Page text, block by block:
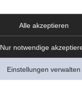
Alle akzeptieren
Nur notwendige
Einstellungen verwalten
sich hier an und
Gutschein* für